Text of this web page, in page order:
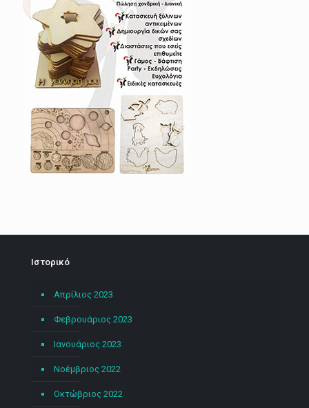
Ιστορικό
Απρίλιος 2023
Φεβρουάριος 2023
Ιανουάριος 2023
Νοέμβριος 2022
Οκτώβριος 2022